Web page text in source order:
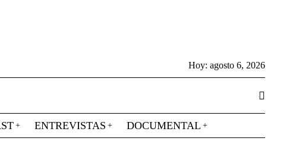
Hoy: agosto 6, 2026
ENTREVISTAS DOCUMENTAL